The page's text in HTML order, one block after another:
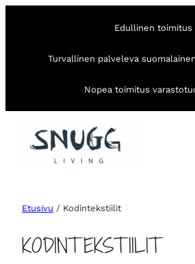
Edullinen toimitus
Turvallinen palveleva
Nopea toimitus
Etusivu / Kodintekstiilit
KODINTEKSTIILIT